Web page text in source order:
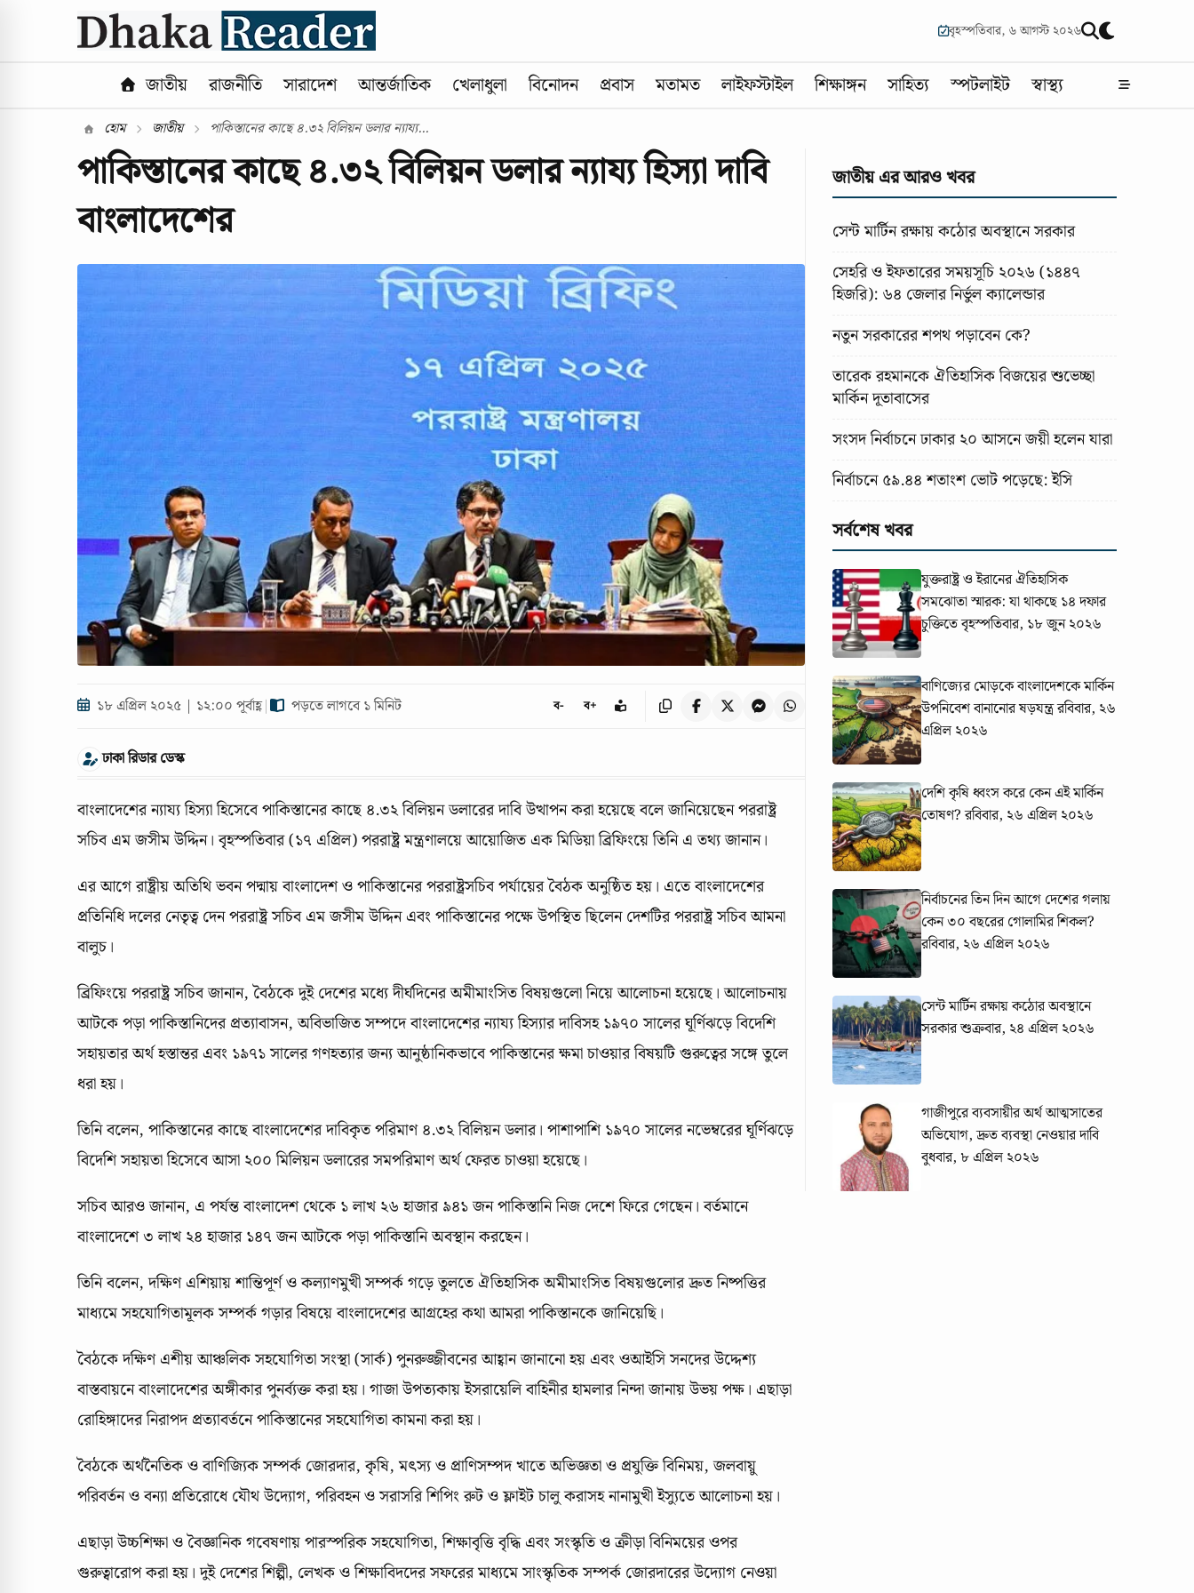
বৃহস্পতিবার, ৬ আগস্ট ২০২৬
জাতীয় রাজনীতি সারাদেশ আন্তর্জাতিক খেলাধুলা বিনোদন প্রবাস মতামত লাইফস্টাইল শিক্ষাঙ্গন সাহিত্য স্পটলাইট স্বাস্থ্য
হোম জাতীয় পাকিস্তানের কাছে ৪.৩২ বিলিয়ন ডলার ন্যায্য...
পাকিস্তানের কাছে ৪.৩২ বিলিয়ন ডলার ন্যায্য হিস্যা দাবি
বাংলাদেশের
১৮ এপ্রিল ২০২৫ | ১২:০০ পূর্বাহ্ণ| পড়তে লাগবে ১ মিনিট ব- ব+
ঢাকা রিডার ডেস্ক
বাংলাদেশের ন্যায্য হিস্যা হিসেবে পাকিস্তানের কাছে ৪.৩২ বিলিয়ন ডলারের দাবি উত্থাপন করা হয়েছে বলে জানিয়েছেন পররাষ্ট্র
সচিব এম জসীম উদ্দিন। বৃহস্পতিবার (১৭ এপ্রিল) পররাষ্ট্র মন্ত্রণালয়ে আয়োজিত এক মিডিয়া ব্রিফিংয়ে তিনি এ তথ্য জানান।
এর আগে রাষ্ট্রীয় অতিথি ভবন পদ্মায় বাংলাদেশ ও পাকিস্তানের পররাষ্ট্রসচিব পর্যায়ের বৈঠক অনুষ্ঠিত হয়। এতে বাংলাদেশের
প্রতিনিধি দলের নেতৃত্ব দেন পররাষ্ট্র সচিব এম জসীম উদ্দিন এবং পাকিস্তানের পক্ষে উপস্থিত ছিলেন দেশটির পররাষ্ট্র সচিব আমনা
বালুচ।
ব্রিফিংয়ে পররাষ্ট্র সচিব জানান, বৈঠকে দুই দেশের মধ্যে দীর্ঘদিনের অমীমাংসিত বিষয়গুলো নিয়ে আলোচনা হয়েছে। আলোচনায়
আটকে পড়া পাকিস্তানিদের প্রত্যাবাসন, অবিভাজিত সম্পদে বাংলাদেশের ন্যায্য হিস্যার দাবিসহ ১৯৭০ সালের ঘূর্ণিঝড়ে বিদেশি
সহায়তার অর্থ হস্তান্তর এবং ১৯৭১ সালের গণহত্যার জন্য আনুষ্ঠানিকভাবে পাকিস্তানের ক্ষমা চাওয়ার বিষয়টি গুরুত্বের সঙ্গে তুলে
ধরা হয়।
তিনি বলেন, পাকিস্তানের কাছে বাংলাদেশের দাবিকৃত পরিমাণ ৪.৩২ বিলিয়ন ডলার। পাশাপাশি ১৯৭০ সালের নভেম্বরের ঘূর্ণিঝড়ে
বিদেশি সহায়তা হিসেবে আসা ২০০ মিলিয়ন ডলারের সমপরিমাণ অর্থ ফেরত চাওয়া হয়েছে।
সচিব আরও জানান, এ পর্যন্ত বাংলাদেশ থেকে ১ লাখ ২৬ হাজার ৯৪১ জন পাকিস্তানি নিজ দেশে ফিরে গেছেন। বর্তমানে
বাংলাদেশে ৩ লাখ ২৪ হাজার ১৪৭ জন আটকে পড়া পাকিস্তানি অবস্থান করছেন।
তিনি বলেন, দক্ষিণ এশিয়ায় শান্তিপূর্ণ ও কল্যাণমুখী সম্পর্ক গড়ে তুলতে ঐতিহাসিক অমীমাংসিত বিষয়গুলোর দ্রুত নিষ্পত্তির
মাধ্যমে সহযোগিতামূলক সম্পর্ক গড়ার বিষয়ে বাংলাদেশের আগ্রহের কথা আমরা পাকিস্তানকে জানিয়েছি।
বৈঠকে দক্ষিণ এশীয় আঞ্চলিক সহযোগিতা সংস্থা (সার্ক) পুনরুজ্জীবনের আহ্বান জানানো হয় এবং ওআইসি সনদের উদ্দেশ্য
বাস্তবায়নে বাংলাদেশের অঙ্গীকার পুনর্ব্যক্ত করা হয়। গাজা উপত্যকায় ইসরায়েলি বাহিনীর হামলার নিন্দা জানায় উভয় পক্ষ। এছাড়া
রোহিঙ্গাদের নিরাপদ প্রত্যাবর্তনে পাকিস্তানের সহযোগিতা কামনা করা হয়।
বৈঠকে অর্থনৈতিক ও বাণিজ্যিক সম্পর্ক জোরদার, কৃষি, মৎস্য ও প্রাণিসম্পদ খাতে অভিজ্ঞতা ও প্রযুক্তি বিনিময়, জলবায়ু
পরিবর্তন ও বন্যা প্রতিরোধে যৌথ উদ্যোগ, পরিবহন ও সরাসরি শিপিং রুট ও ফ্লাইট চালু করাসহ নানামুখী ইস্যুতে আলোচনা হয়।
এছাড়া উচ্চশিক্ষা ও বৈজ্ঞানিক গবেষণায় পারস্পরিক সহযোগিতা, শিক্ষাবৃত্তি বৃদ্ধি এবং সংস্কৃতি ও ক্রীড়া বিনিময়ের ওপর
গুরুত্বারোপ করা হয়। দুই দেশের শিল্পী, লেখক ও শিক্ষাবিদদের সফরের মাধ্যমে সাংস্কৃতিক সম্পর্ক জোরদারের উদ্যোগ নেওয়া
জাতীয় এর আরও খবর
সেন্ট মার্টিন রক্ষায় কঠোর অবস্থানে সরকার
সেহরি ও ইফতারের সময়সূচি ২০২৬ (১৪৪৭
হিজরি): ৬৪ জেলার নির্ভুল ক্যালেন্ডার
নতুন সরকারের শপথ পড়াবেন কে?
তারেক রহমানকে ঐতিহাসিক বিজয়ের শুভেচ্ছা
মার্কিন দূতাবাসের
সংসদ নির্বাচনে ঢাকার ২০ আসনে জয়ী হলেন যারা
নির্বাচনে ৫৯.৪৪ শতাংশ ভোট পড়েছে: ইসি
সর্বশেষ খবর
যুক্তরাষ্ট্র ও ইরানের ঐতিহাসিক
সমঝোতা স্মারক: যা থাকছে ১৪ দফার
চুক্তিতেবৃহস্পতিবার, ১৮ জুন ২০২৬
বাণিজ্যের মোড়কে বাংলাদেশকে মার্কিন
উপনিবেশ বানানোর ষড়যন্ত্ররবিবার, ২৬
এপ্রিল ২০২৬
দেশি কৃষি ধ্বংস করে কেন এই মার্কিন
তোষণ? রবিবার, ২৬ এপ্রিল ২০২৬
নির্বাচনের তিন দিন আগে দেশের গলায়
কেন ৩০ বছরের গোলামির শিকল?
রবিবার, ২৬ এপ্রিল ২০২৬
সেন্ট মার্টিন রক্ষায় কঠোর অবস্থানে
সরকারশুক্রবার, ২৪ এপ্রিল ২০২৬
গাজীপুরে ব্যবসায়ীর অর্থ আত্মসাতের
অভিযোগ, দ্রুত ব্যবস্থা নেওয়ার দাবি
বুধবার, ৮ এপ্রিল ২০২৬